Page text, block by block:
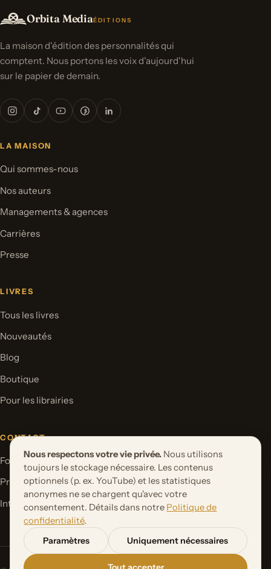
Orbita MediaÉDITIONS
La maison d'édition des personnalités qui
comptent. Nous portons les voix d'aujourd'hui
sur le papier de demain.
LA MAISON
Qui sommes-nous
Nos auteurs
Managements & agences
Carrières
Presse
LIVRES
Tous les livres
Nouveautés
Blog
Boutique
Pour les librairies
CONTACT
Formulaire de contact
Proposer un projet de livre
International Rights
Nous respectons votre vie privée. Nous utilisons
toujours le stockage nécessaire. Les contenus
optionnels (p. ex. YouTube) et les statistiques
anonymes ne se chargent qu'avec votre
consentement. Détails dans notre Politique de
confidentialité.
Paramètres
Uniquement nécessaires